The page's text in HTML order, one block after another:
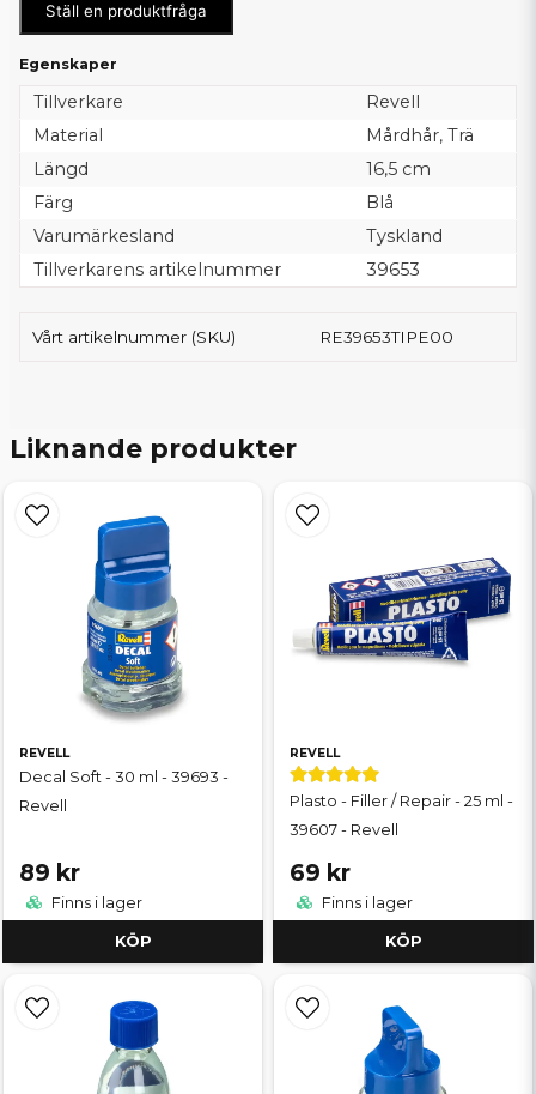
Ställ en produktfråga
Egenskaper
Tillverkare
Revell
Material
Mårdhår, Trä
Längd
16,5 cm
Färg
Blå
Varumärkesland
Tyskland
Tillverkarens artikelnummer
39653
Vårt artikelnummer (SKU) RE39653TIPE00
Liknande produkter
REVELL
Decal Soft - 30 ml - 39693 -
Revell
89 kr
Finns i lager
KÖP
REVELL
Plasto - Filler / Repair - 25 ml -
39607 - Revell
69 kr
Finns i lager
KÖP